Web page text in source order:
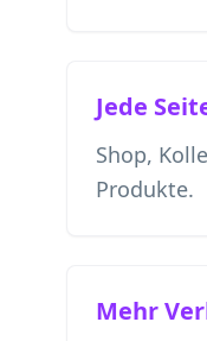
Jede
Shop,
Produkte.
Mehr